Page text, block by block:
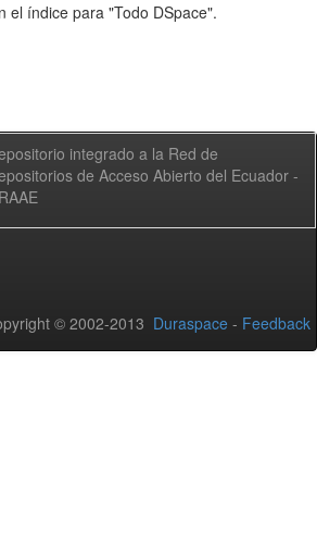
el índice para "Todo DSpace".
integrado a la Red de
de Acceso Abierto del Ecuador -
© 2002-2013 Duraspace - Feedback